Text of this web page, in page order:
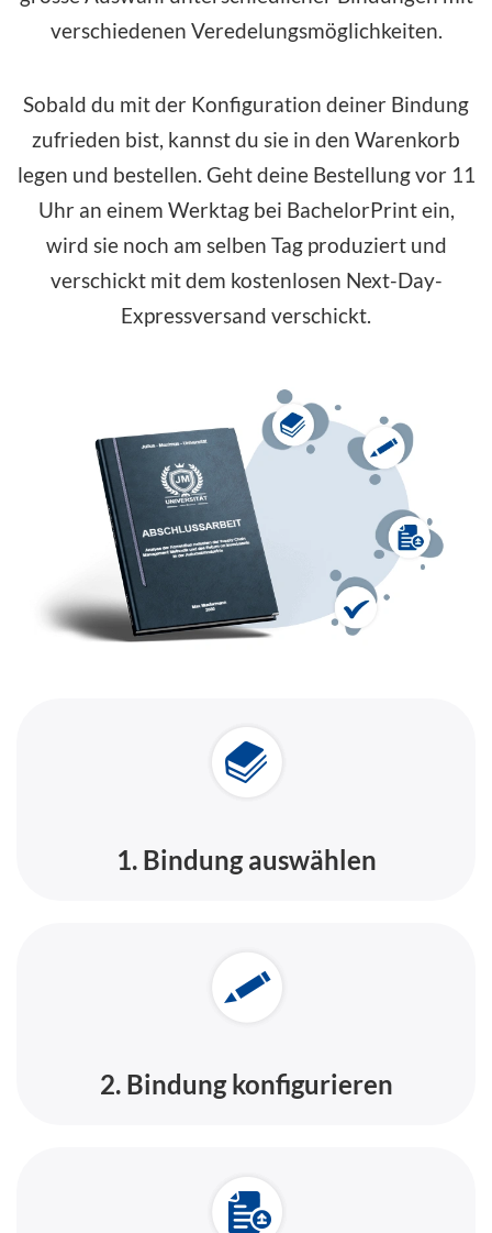
verschiedenen Veredelungsmöglichkeiten.
Sobald du mit der Konfiguration deiner Bindung
zufrieden bist, kannst du sie in den Warenkorb
legen und bestellen. Geht deine Bestellung vor 11
Uhr an einem Werktag bei BachelorPrint ein,
wird sie noch am selben Tag produziert und
verschickt mit dem kostenlosen Next-Day-
Expressversand verschickt.
1. Bindung auswählen
2. Bindung konfigurieren